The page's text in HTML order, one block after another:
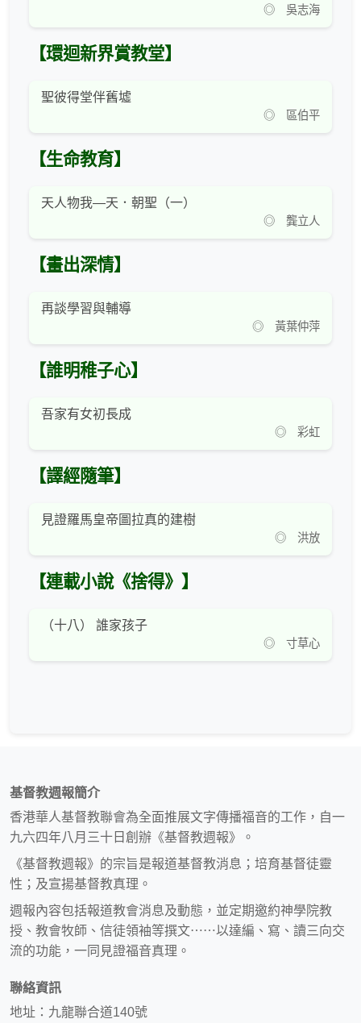
◎ 吳志海
【環迴新界賞教堂】
聖彼得堂伴舊墟
◎ 區伯平
【生命教育】
天人物我—天．朝聖（一）
◎ 龔立人
【畫出深情】
再談學習與輔導
◎ 黃葉仲萍
【誰明稚子心】
吾家有女初長成
◎ 彩虹
【譯經隨筆】
見證羅馬皇帝圖拉真的建樹
◎ 洪放
【連載小說《捨得》】
（十八） 誰家孩子
◎ 寸草心
基督教週報簡介
香港華人基督教聯會為全面推展文字傳播福音的工作，自一
九六四年八月三十日創辦《基督教週報》。
《基督教週報》的宗旨是報道基督教消息；培育基督徒靈
性；及宣揚基督教真理。
週報內容包括報道教會消息及動態，並定期邀約神學院教
授、教會牧師、信徒領袖等撰文⋯⋯以達編、寫、讀三向交
流的功能，一同見證福音真理。
聯絡資訊
地址：九龍聯合道140號